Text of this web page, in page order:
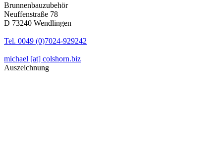
Brunnenbauzubehör
Neuffenstraße 78
D 73240 Wendlingen
Tel. 0049 (0)7024-929242
michael [at] colshorn.biz
Auszeichnung